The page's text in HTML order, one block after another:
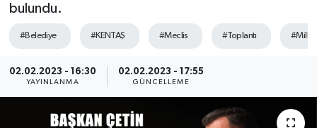
bulundu.
#Belediye #KENTAŞ #Meclis #Toplantı #Millet
02.02.2023 - 16:30
YAYINLANMA
02.02.2023 - 17:55
GÜNCELLEME
Tekirdağ
Sağlık
Teknoloji
Haber Arşivi